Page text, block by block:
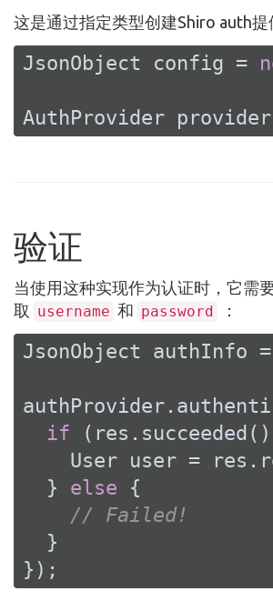
这是通过指定类型创建Shiro auth提
JsonObject config =
AuthProvider
验证
当使用这种实现作为认证时，它需
取 username 和 password ：
JsonObject authInfo =
if
User user =
  }
else {
// Failed!
  }
});